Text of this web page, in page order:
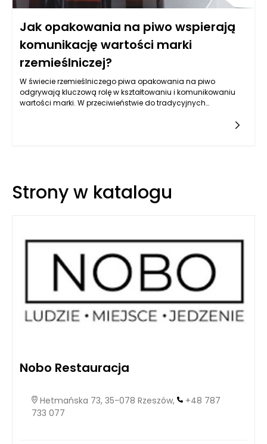
Jak opakowania na piwo wspierają
komunikację wartości marki
rzemieślniczej?
W świecie rzemieślniczego piwa opakowania na piwo
odgrywają kluczową rolę w kształtowaniu i komunikowaniu
wartości marki. W przeciwieństwie do tradycyjnych
zróżnicowane opakowania stanowią istotny element strategii
marketingowej.
Strony w katalogu
Nobo Restauracja
Hetmańska 73, 35-078 Rzeszów,
+48 787
733 077